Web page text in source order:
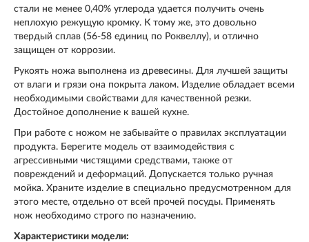
стали не менее 0,40% углерода удается получить очень
неплохую режущую кромку. К тому же, это довольно
твердый сплав (56-58 единиц по Роквеллу), и отлично
защищен от коррозии.
Рукоять ножа выполнена из древесины. Для лучшей защиты
от влаги и грязи она покрыта лаком. Изделие обладает всеми
необходимыми свойствами для качественной резки.
Достойное дополнение к вашей кухне.
При работе с ножом не забывайте о правилах эксплуатации
продукта. Берегите модель от взаимодействия с
агрессивными чистящими средствами, также от
повреждений и деформаций. Допускается только ручная
мойка. Храните изделие в специально предусмотренном для
этого месте, отдельно от всей прочей посуды. Применять
нож необходимо строго по назначению.
Характеристики модели: